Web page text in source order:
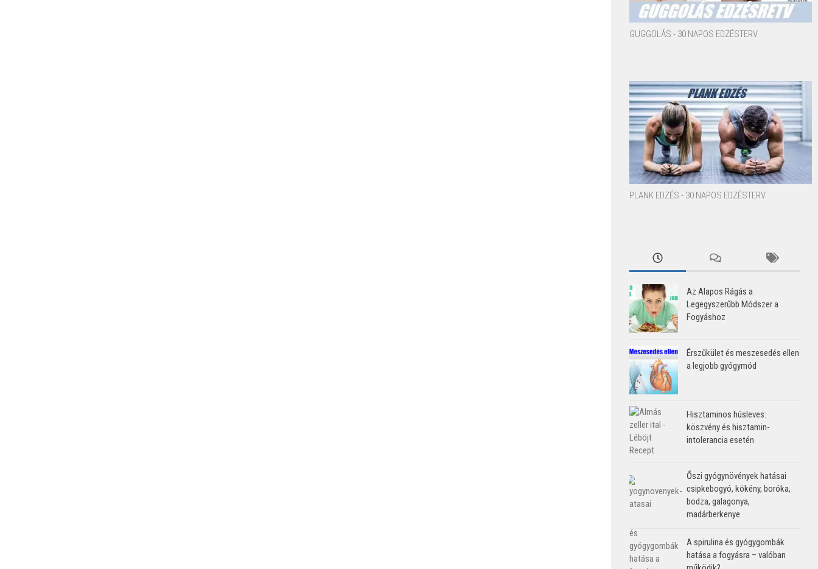
GUGGOLÁS - 30 NAPOS EDZÉSTERV
PLANK EDZÉS - 30 NAPOS EDZÉSTERV
Az Alapos Rágás a
Legegyszerűbb Módszer a
Fogyáshoz
Érszűkület és meszesedés ellen
a legjobb gyógymód
Hisztaminos húsleves:
köszvény és hisztamin-
intolerancia esetén
Őszi gyógynövények hatásai
csipkebogyó, kökény, boróka,
bodza, galagonya,
madárberkenye
A spirulina és gyógygombák
hatása a fogyásra – valóban